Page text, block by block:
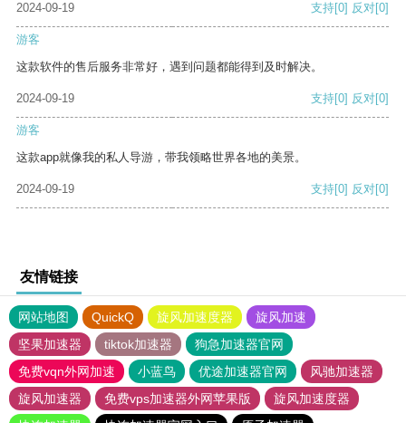
2024-09-19 支持[0] 反对[0]
游客
这款软件的售后服务非常好，遇到问题都能得到及时解决。
2024-09-19 支持[0] 反对[0]
游客
这款app就像我的私人导游，带我领略世界各地的美景。
2024-09-19 支持[0] 反对[0]
友情链接
网站地图 QuickQ 旋风加速度器
旋风加速
坚果加速器
tiktok加速器
狗急加速器官网
免费vqn外网加速
小蓝鸟 优途加速器官网
风驰加速器
旋风加速器
免费vps加速器外网苹果版
旋风加速度器